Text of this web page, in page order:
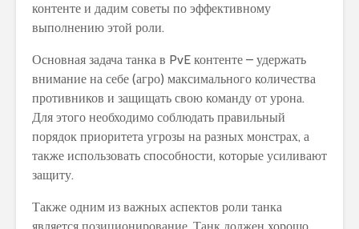
контенте и дадим советы по эффективному
выполнению этой роли.
Основная задача танка в PvE контенте – удержать
внимание на себе (агро) максимального количества
противников и защищать свою команду от урона.
Для этого необходимо соблюдать правильный
порядок приоритета угрозы на разных монстрах, а
также использовать способности, которые усиливают
защиту.
Также одним из важных аспектов роли танка